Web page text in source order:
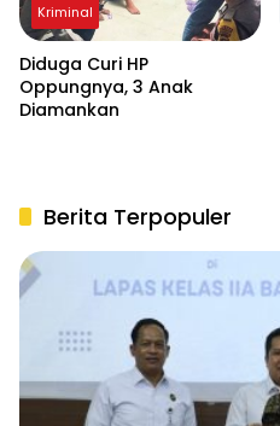
Kriminal
Diduga Curi HP
Oppungnya, 3 Anak
Diamankan
Berita Terpopuler